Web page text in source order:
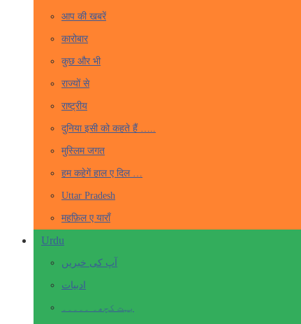
आप की खबरें
कारोबार
कुछ और भी
राज्यों से
राष्ट्रीय
दुनिया इसी को कहते हैं …..
मुस्लिम जगत
हम कहेगें हाल ए दिल …
Uttar Pradesh
महफ़िल ए याराँ
Urdu
آپ کی خبریں
ادبیات
بہت کچھ۔ ۔۔۔۔۔